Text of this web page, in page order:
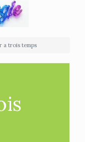
a trois temps